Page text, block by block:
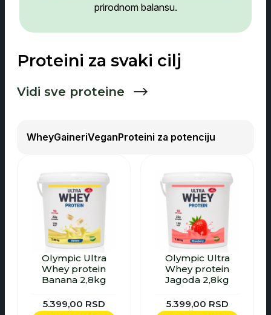
prirodnom balansu.
Proteini za svaki cilj
Vidi sve proteine
WheyGaineriVeganProteini za potenciju
Olympic Ultra
Whey protein
Banana 2,8kg
5.399,00 RSD
Olympic Ultra
Whey protein
Jagoda 2,8kg
5.399,00 RSD